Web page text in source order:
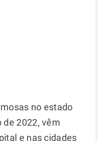
no estado
de 2022, vêm
e nas cidades